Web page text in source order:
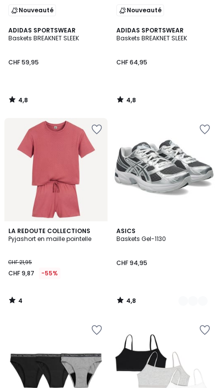
Nouveauté
ADIDAS SPORTSWEAR
Baskets BREAKNET SLEEK
CHF 59,95
4,8
/ 5
4,8
/
Nouveauté
ADIDAS SPORTSWEAR
Baskets BREAKNET SLEEK
CHF 64,95
4,8
/ 5
4,8
/
LA REDOUTE COLLECTIONS
Pyjashort en maille pointelle
CHF 21,95
CHF 9,87 -55%
4
/
4
/
ASICS
Baskets Gel-1130
CHF 94,95
4,8
/ 5
3
Couleurs
4,8
/